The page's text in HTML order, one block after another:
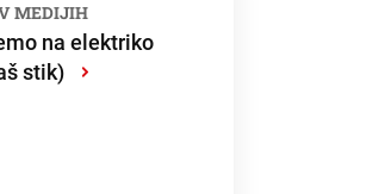
MEDIJIH
na elektriko
stik)
›